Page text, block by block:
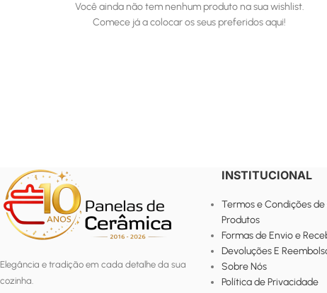
Você ainda não tem nenhum produto na sua wishlist.
Comece já a colocar os seus preferidos aqui!
Elegância e tradição em cada detalhe da sua
cozinha.
INSTITUCIONAL
Termos e Condições
Produtos
Formas de Envio e
Devoluções E
Sobre Nós
Política de Privacidade